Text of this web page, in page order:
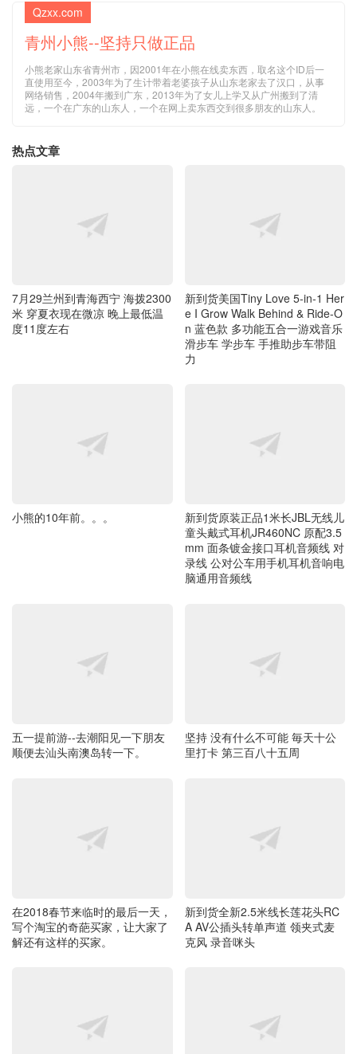
Qzxx.com
青州小熊--坚持只做正品
小熊老家山东省青州市，因2001年在小熊在线卖东西，取名这个ID后一
直使用至今，2003年为了生计带着老婆孩子从山东老家去了汉口，从事
网络销售，2004年搬到广东，2013年为了女儿上学又从广州搬到了清
远，一个在广东的山东人，一个在网上卖东西交到很多朋友的山东人。
热点文章
7月29兰州到青海西宁 海拨2300
米 穿夏衣现在微凉 晚上最低温
度11度左右
新到货美国Tiny Love 5-in-1 Her
e I Grow Walk Behind & Ride-O
n 蓝色款 多功能五合一游戏音乐
滑步车 学步车 手推助步车带阻
力
小熊的10年前。。。
新到货原装正品1米长JBL无线儿
童头戴式耳机JR460NC 原配3.5
mm 面条镀金接口耳机音频线 对
录线 公对公车用手机耳机音响电
脑通用音频线
五一提前游--去潮阳见一下朋友
顺便去汕头南澳岛转一下。
坚持 没有什么不可能 毎天十公
里打卡 第三百八十五周
在2018春节来临时的最后一天，
写个淘宝的奇葩买家，让大家了
解还有这样的买家。
新到货全新2.5米线长莲花头RC
A AV公插头转单声道 领夹式麦
克风 录音咪头